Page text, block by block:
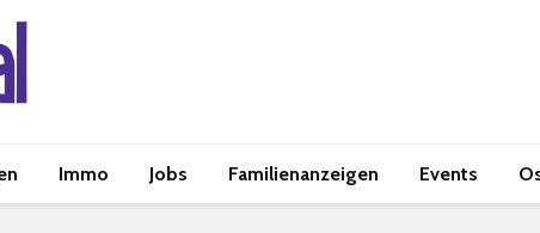
Immo Jobs Familienanzeigen Events